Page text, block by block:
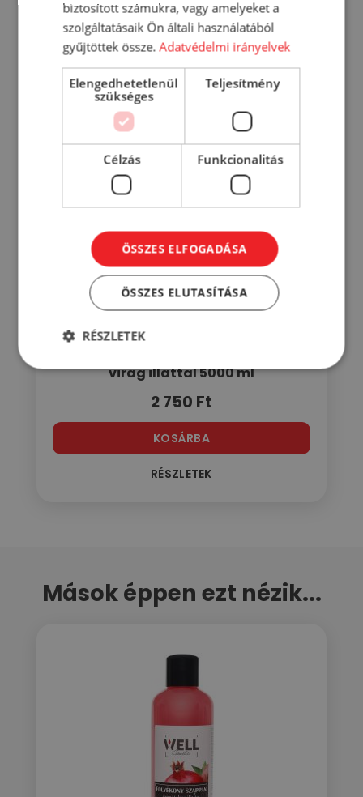
RÉSZLETEK
virág illattal 5000 ml
2 750 Ft
KOSÁRBA
RÉSZLETEK
Mások éppen ezt nézik...
biztosított számukra, vagy amelyeket a
szolgáltatásaik Ön általi használatából
gyűjtöttek össze.Adatvédelmi irányelvek
Elengedhetetlenül
szükséges
Teljesítmény
Célzás Funkcionalitás
ÖSSZES ELFOGADÁSA
ÖSSZES ELUTASÍTÁSA
RÉSZLETEK